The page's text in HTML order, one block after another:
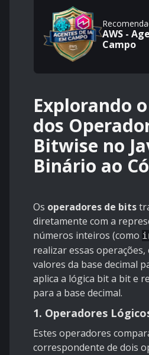
AWS -
Campo
Explorando
dos
Bitwise no
Binário ao
Os operadores de bits
diretamente com a
números inteiros (como
realizar essas operações,
valores da base decimal
aplica a lógica bit a bit e
para a base decimal.
1. Operadores
Estes operadores
correspondente de dois